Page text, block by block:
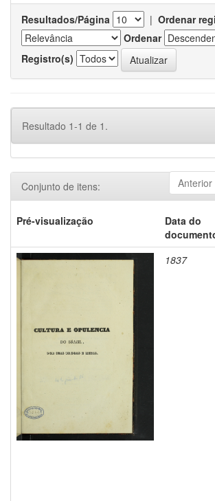
Resultados/Página | Ordenar
Ordenar
Registro(s)
Resultado 1-1 de 1.
Anterior
Conjunto de itens:
Pré-visualização
Data do
1837